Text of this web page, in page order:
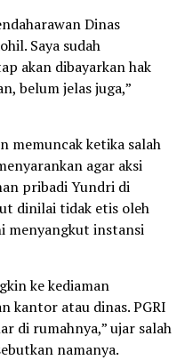
Dinas
Saya sudah
akan dibayarkan hak
belum jelas juga,”
memuncak ketika salah
agar aksi
pribadi Yundri di
dinilai tidak etis oleh
menyangkut instansi
ke kediaman
kantor atau dinas. PGRI
di rumahnya,” ujar salah
namanya.